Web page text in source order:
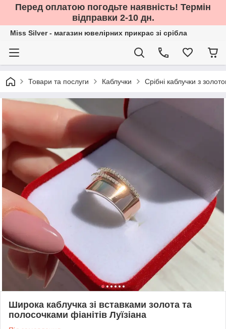
Перед оплатою погодьте наявність! Термін
відправки 2-10 дн.
Miss Silver - магазин ювелірних прикрас зі срібла
Товари та послуги Каблучки Срібні каблучки з
Широка каблучка зі вставками золота та
полосочками фіанітів Луїзіана